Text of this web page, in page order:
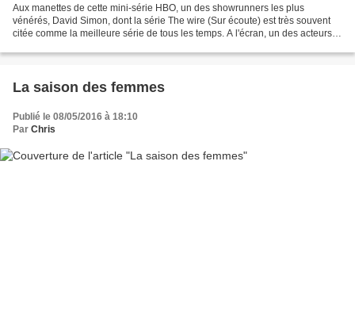
Aux manettes de cette mini-série HBO, un des showrunners les plus
vénérés, David Simon, dont la série The wire (Sur écoute) est très souvent
citée comme la meilleure série de tous les temps. A l'écran, un des acteurs
La saison des femmes
Publié le 08/05/2016 à 18:10
Par Chris